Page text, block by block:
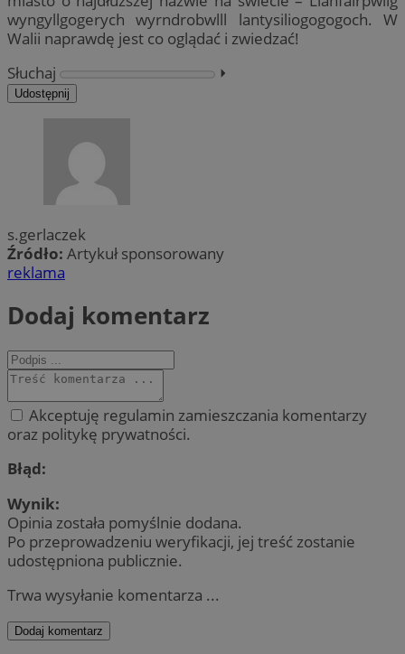
wyngyllgogerych wyrndrobwlll lantysiliogogogoch. W
Walii naprawdę jest co oglądać i zwiedzać!
Słuchaj
⏵︎
Udostępnij
s.gerlaczek
Źródło: Artykuł sponsorowany
reklama
Dodaj komentarz
Akceptuję regulamin zamieszczania komentarzy
oraz politykę prywatności.
Błąd:
Wynik:
Opinia została pomyślnie dodana.
Po przeprowadzeniu weryfikacji, jej treść zostanie
udostępniona publicznie.
Trwa wysyłanie komentarza ...
Dodaj komentarz